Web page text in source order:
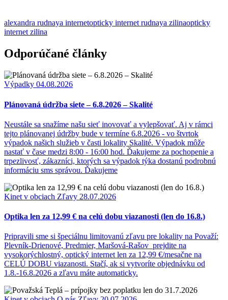
alexandra rudnaya internetopticky internet rudnaya zilinaopticky
internet zilina
Odporúčané články
Výpadky 04.08.2026
Plánovaná údržba siete – 6.8.2026 – Skalité
Neustále sa snažíme našu sieť inovovať a vylepšovať. Aj v rámci
tejto plánovanej údržby bude v termíne 6.8.2026 - vo štvrtok
výpadok našich služieb v časti lokality Skalité. Výpadok môže
nastať v čase medzi 8:00 - 16:00 hod. Ďakujeme za pochopenie a
trpezlivosť, zákazníci, ktorých sa výpadok týka dostanú podrobnú
informáciu sms správou. Ďakujeme
Kinet v obciach Zľavy 28.07.2026
Optika len za 12,99 € na celú dobu viazanosti (len do 16.8.)
Pripravili sme si špeciálnu limitovanú zľavu pre lokality na Považí:
Plevník-Drienové, Predmier, Maršová-Rašov prejdite na
vysokorýchlostný, optický internet len za 12,99 €/mesačne na
CELÚ DOBU viazanosti. Stačí, ak si vytvoríte objednávku od
1.8.-16.8.2026 a zľavu máte automaticky.